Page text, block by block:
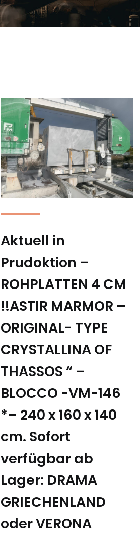
Aktuell in
Prudoktion –
ROHPLATTEN 4 CM
!!ASTIR MARMOR –
ORIGINAL- TYPE
CRYSTALLINA OF
THASSOS “ –
BLOCCO -VM-146
*– 240 x 160 x 140
cm. Sofort
verfügbar ab
Lager: DRAMA
GRIECHENLAND
oder VERONA